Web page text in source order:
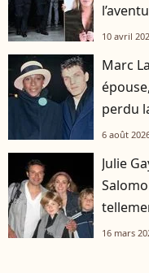
10 avril
Marc
perdu
6 août
Julie
16 mars